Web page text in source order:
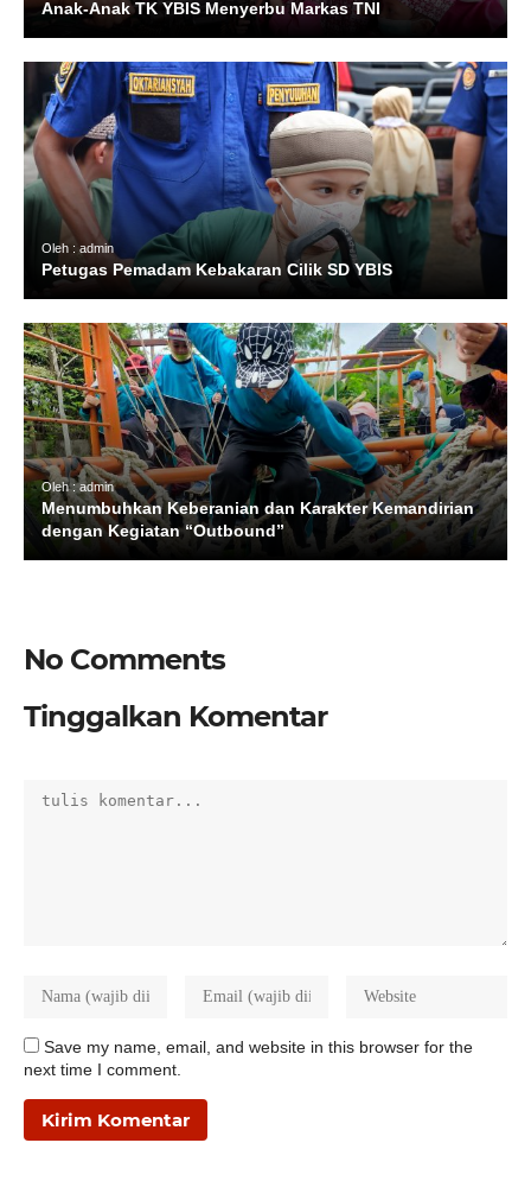
Anak-Anak TK YBIS Menyerbu Markas TNI
Oleh : admin
Petugas Pemadam Kebakaran Cilik SD YBIS
Oleh : admin
Menumbuhkan Keberanian dan Karakter Kemandirian
dengan Kegiatan “Outbound”
No Comments
Tinggalkan Komentar
Save my name, email, and website in this browser for the
next time I comment.